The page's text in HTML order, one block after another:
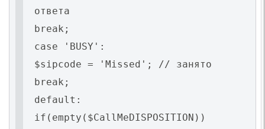
ответа
break;
case 'BUSY':
$sipcode = 'Missed'; // занято
break;
default:
if(empty($CallMeDISPOSITION))